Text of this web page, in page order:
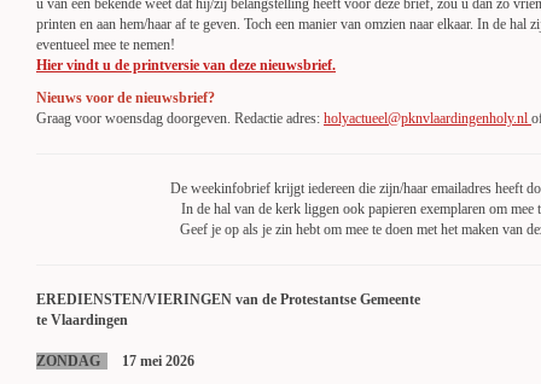
u van een bekende weet dat hij/zij belangstelling heeft voor deze brief, zou u dan zo
printen en aan hem/haar af te geven. Toch een manier van omzien naar elkaar. In de hal
eventueel mee te nemen!
Hier vindt u de printversie van deze nieuwsbrief.
Nieuws voor de nieuwsbrief?
Graag voor woensdag doorgeven. Redactie adres: holyactueel@pknvlaardingenholy.nl
De weekinfobrief krijgt iedereen die zijn/haar emailadres heeft
In de hal van de kerk liggen ook papieren exemplaren om mee
Geef je op als je zin hebt om mee te doen met het maken van
EREDIENSTEN/VIERINGEN van de Protestantse Gemeente
te Vlaardingen
ZONDAG 17 mei 2026